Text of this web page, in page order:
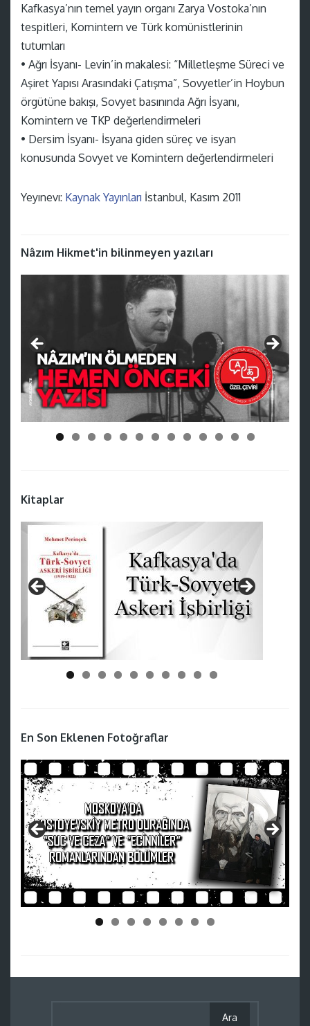
Kafkasya’nın temel yayın organı Zarya Vostoka’nın
tespitleri, Komintern ve Türk komünistlerinin
tutumları
• Ağrı İsyanı- Levin’in makalesi: “Milletleşme Süreci ve
Aşiret Yapısı Arasındaki Çatışma”, Sovyetler’in Hoybun
örgütüne bakışı, Sovyet basınında Ağrı İsyanı,
Komintern ve TKP değerlendirmeleri
• Dersim İsyanı- İsyana giden süreç ve isyan
konusunda Sovyet ve Komintern değerlendirmeleri
Yeyınevı: Kaynak Yayınları İstanbul, Kasım 2011
Nâzım Hikmet'in bilinmeyen yazıları
Kitaplar
En Son Eklenen Fotoğraflar